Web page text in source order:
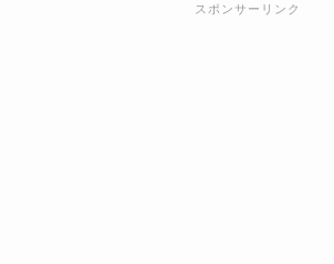
スポンサーリンク